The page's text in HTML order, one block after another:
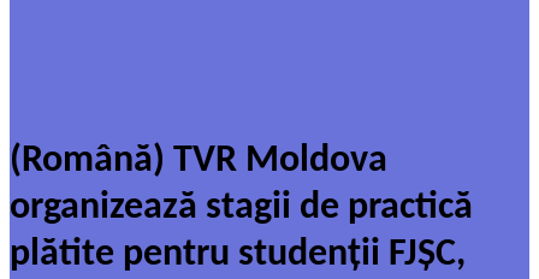
(Română) TVR Moldova
organizează stagii de practică
plătite pentru studenții FJȘC,